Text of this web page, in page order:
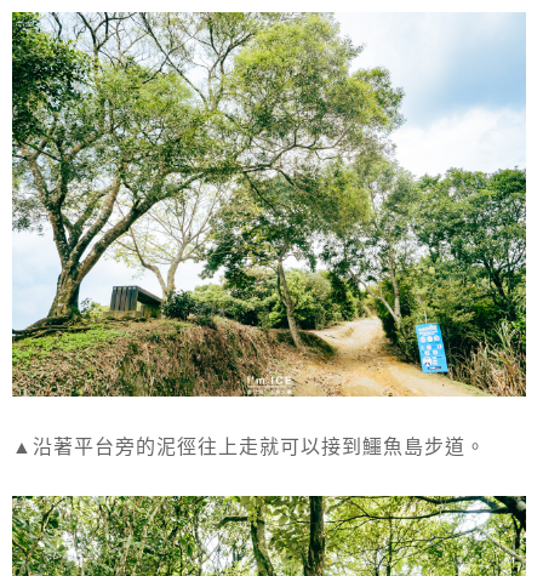
▲沿著平台旁的泥徑往上走就可以接到鱷魚島步道。